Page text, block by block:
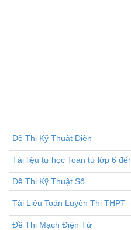
Đề Thi Kỹ Thuật Điện
Tài liệu tự học Toán từ lớp 6
Đề Thi Kỹ Thuật Số
Tài Liệu Toán Luyện Thi THPT
Đề Thi Mạch Điện Tử